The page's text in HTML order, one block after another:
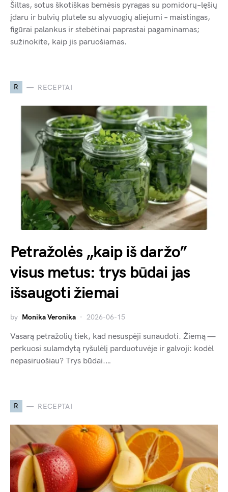
Šiltas, sotus škotiškas bemėsis pyragas su pomidorų–lęšių
įdaru ir bulvių plutele su alyvuogių aliejumi – maistingas,
figūrai palankus ir stebėtinai paprastai pagaminamas;
sužinokite, kaip jis paruošiamas.
R RECEPTAI
Petražolės „kaip iš daržo”
visus metus: trys būdai jas
išsaugoti žiemai
by Monika Veronika 2026-06-15
Vasarą petražolių tiek, kad nesuspėji sunaudoti. Žiemą —
perkuosi sulamdytą ryšulėlį parduotuvėje ir galvoji: kodėl
nepasiruošiau? Trys būdai.…
R RECEPTAI